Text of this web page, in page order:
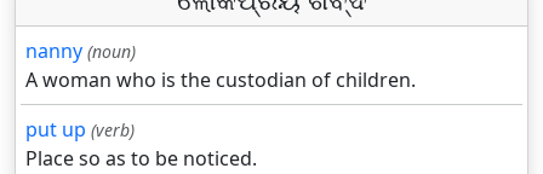
nanny (noun)
A woman who is the custodian of children.
put up (verb)
Place so as to be noticed.